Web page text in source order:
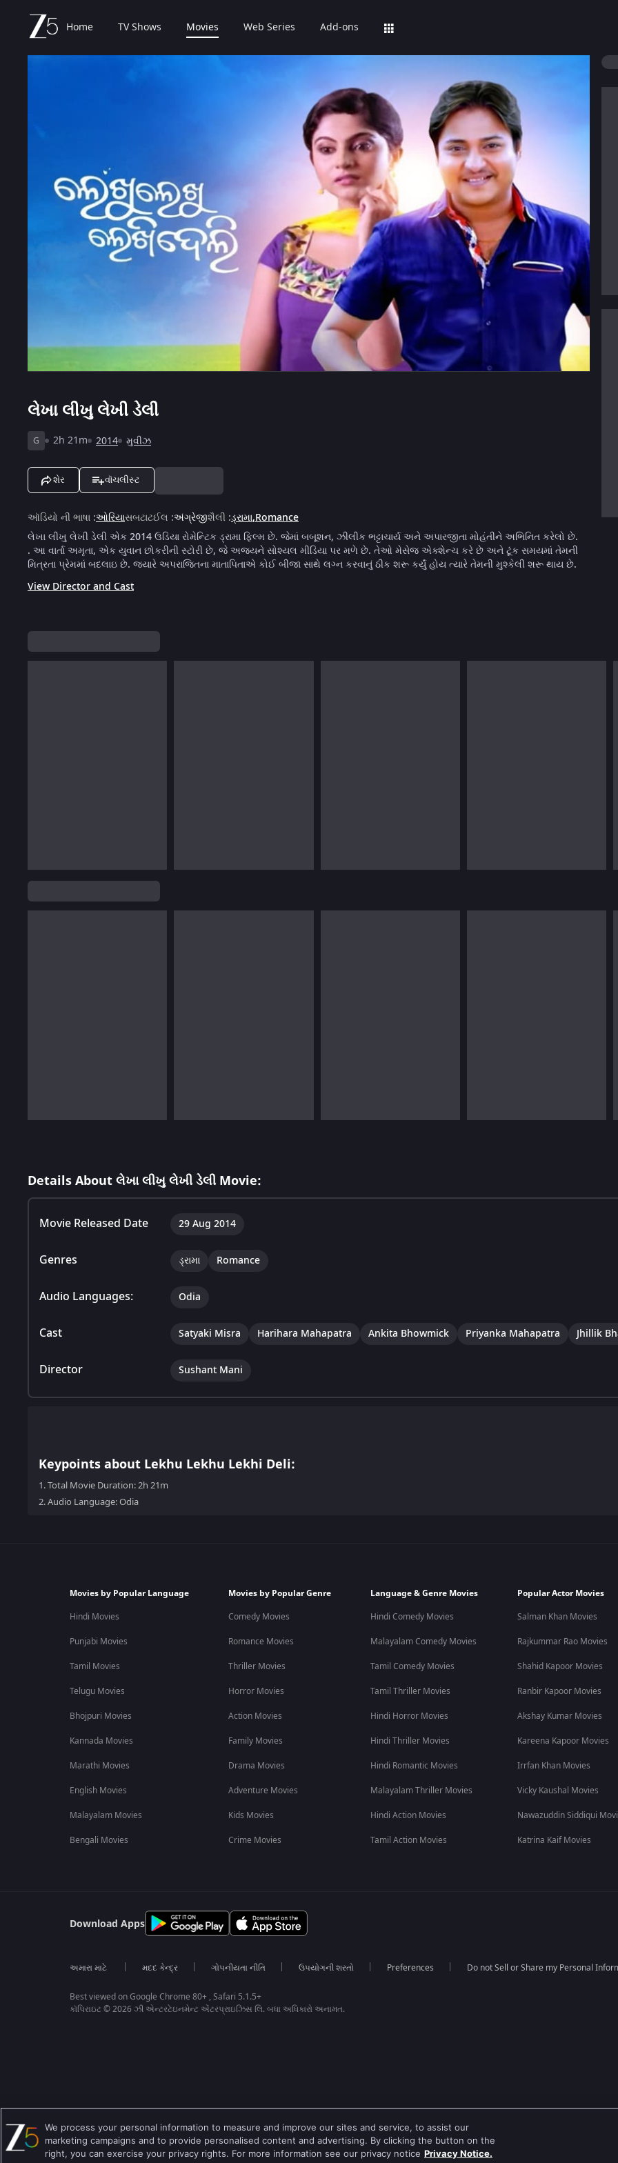
Home TV Shows Movies Web Series Add-ons
લેખા લીખુ લેખી ડેલી
G 2h 21m 2014 મુવીઝ
શેર વૉચલીસ્ટ
ઑડિયો ની ભાષા :ઓરિયાસબટાટઈલ :અંગ્રેજીશૈલી :ડ્રામા,Romance
લેખા લીખુ લેખી ડેલી એક 2014 ઉડિયા રોમેન્ટિક ડ્રામા ફિલ્મ છે. જેમાં બબૂશન, ઝીલીક ભટ્ટાચાર્ય અને અપારજીતા મોહંતીને અભિનિત કરેલો છે.
. આ વાર્તા અમૃતા, એક યુવાન છોકરીની સ્ટોરી છે, જે અજયને સોશ્યલ મીડિયા પર મળે છે. તેઓ મેસેજ એક્શેન્ચ કરે છે અને ટૂંક સમયમાં તેમની
મિત્રતા પ્રેમમાં બદલાઇ છે. જ્યારે અપરાજિતના માતાપિતાએ કોઈ બીજા સાથે લગ્ન કરવાનું ઠીક શરૂ કર્યું હોય ત્યારે તેમની મુશ્કેલી શરૂ થાય છે.
View Director and Cast
Details About લેખા લીખુ લેખી ડેલી Movie:
Movie Released Date 29 Aug 2014
Genres ડ્રામા Romance
Audio Languages: Odia
Cast Satyaki Misra Harihara Mahapatra Ankita Bhowmick Priyanka Mahapatra Jhillik
Director Sushant Mani
Keypoints about Lekhu Lekhu Lekhi Deli:
1.Total Movie Duration: 2h 21m
2.Audio Language: Odia
Movies by Popular Language
Hindi Movies
Punjabi Movies
Tamil Movies
Telugu Movies
Bhojpuri Movies
Kannada Movies
Marathi Movies
English Movies
Malayalam Movies
Bengali Movies
Movies by Popular Genre
Comedy Movies
Romance Movies
Thriller Movies
Horror Movies
Action Movies
Family Movies
Drama Movies
Adventure Movies
Kids Movies
Crime Movies
Language & Genre Movies
Hindi Comedy Movies
Malayalam Comedy Movies
Tamil Comedy Movies
Tamil Thriller Movies
Hindi Horror Movies
Hindi Thriller Movies
Hindi Romantic Movies
Malayalam Thriller Movies
Hindi Action Movies
Tamil Action Movies
Popular Actor Movies
Salman Khan Movies
Rajkummar Rao Movies
Shahid Kapoor Movies
Ranbir Kapoor Movies
Akshay Kumar Movies
Kareena Kapoor Movies
Irrfan Khan Movies
Vicky Kaushal Movies
Nawazuddin Siddiqui
Katrina Kaif Movies
Download Apps
અમારા માટે મદદ કેન્દ્ર ગોપનીયતા નીતિ ઉપયોગની શરતો Preferences Do not Sell or Share my Personal
Best viewed on Google Chrome 80+ , Safari 5.1.5+
કૉપિરાઇટ © 2026 ઝી એન્ટરટેઇનમેન્ટ એંટરપ્રાઇઝિસ લિ. બધા અધિકારો અનામત.
We process your personal information to measure and improve our sites and service, to assist our
marketing campaigns and to provide personalised content and advertising. By clicking the button on the
right, you can exercise your privacy rights. For more information see our privacy notice Privacy Notice.